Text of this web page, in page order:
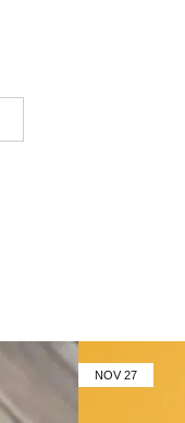
NOV 27